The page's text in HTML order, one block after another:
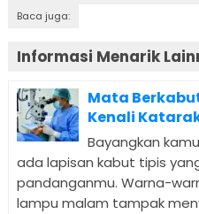
Baca juga:
Informasi Menarik
Mata
Kenali
Bayangkan
ada lapisan kabut tipis
pandanganmu. Warna-
lampu malam tampak